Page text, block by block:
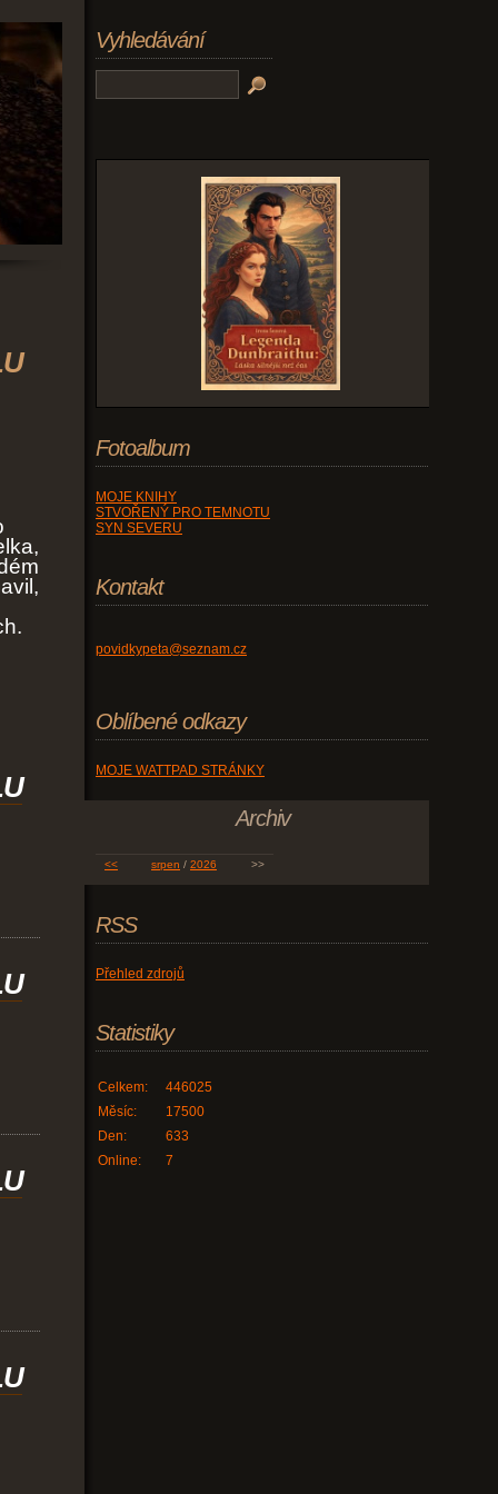
Vyhledávání
Fotoalbum
MOJE KNIHY
STVOŘENÝ PRO TEMNOTU
SYN SEVERU
Kontakt
povidkypeta@seznam.cz
Oblíbené odkazy
MOJE WATTPAD STRÁNKY
Archiv
<< srpen / 2026 >>
RSS
Přehled zdrojů
Statistiky
Online: 7
Celkem:
446025
Měsíc:
17500
Den:
633